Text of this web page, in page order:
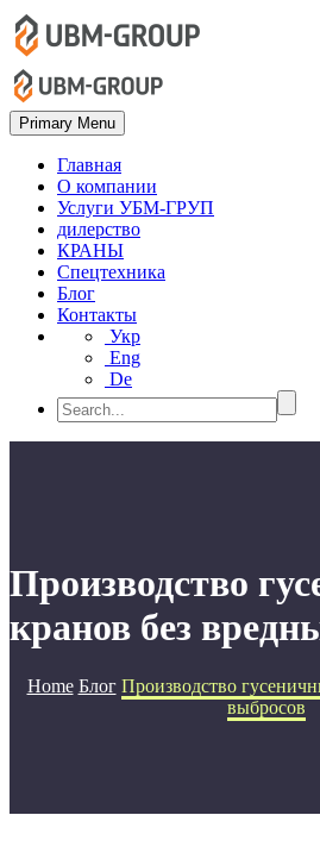
Primary Menu
Главная
О компании
Услуги УБМ-ГРУП
дилерство
КРАНЫ
Спецтехника
Блог
Контакты
Укр
Eng
De
Производство
кранов без
Home Блог Производство
выбросов